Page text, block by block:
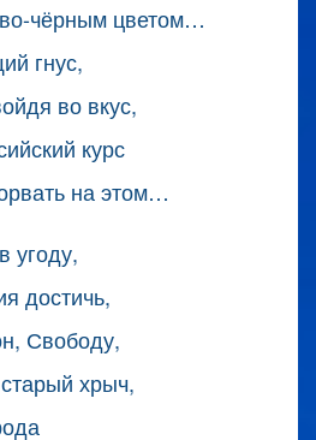
чёрным цветом…
гнус,
во вкус,
курс
на этом…
угоду,
достичь,
Свободу,
хрыч,